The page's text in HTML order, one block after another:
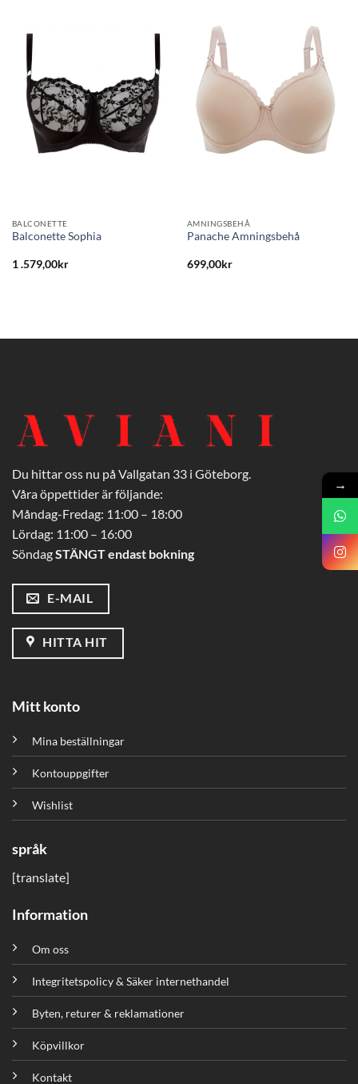
önskelistan
BALCONETTE
Balconette Sophia
1 .579,00kr
Lägg
till i
önskelistan
AMNINGSBEHÅ
Panache Amningsbehå
699,00kr
Du hittar oss nu på Vallgatan 33 i Göteborg.
Våra öppettider är följande:
Måndag-Fredag: 11:00 – 18:00
Lördag: 11:00 – 16:00
SöndagSTÄNGT endast bokning
E-MAIL
HITTA HIT
Mitt konto
Mina beställningar
Kontouppgifter
Wishlist
språk
[translate]
Information
Om oss
Integritetspolicy & Säker internethandel
Byten, returer & reklamationer
Köpvillkor
Kontakt
→